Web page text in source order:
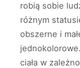
robią sobie
różnym
obszerne i
ciała w